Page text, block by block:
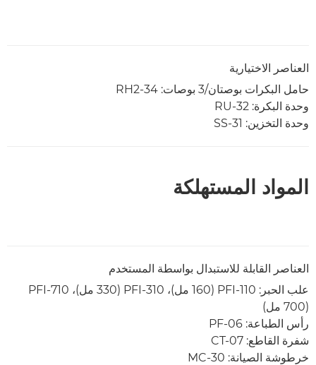
العناصر الاختيارية
حامل البكرات بوصتان/3 بوصات: RH2-34
وحدة البكرة: RU-32
وحدة التخزين: SS-31
المواد المستهلكة
العناصر القابلة للاستبدال بواسطة المستخدم
(700 مل)
رأس الطباعة: PF-06
شفرة القاطع: CT-07
خرطوشة الصيانة: MC-30